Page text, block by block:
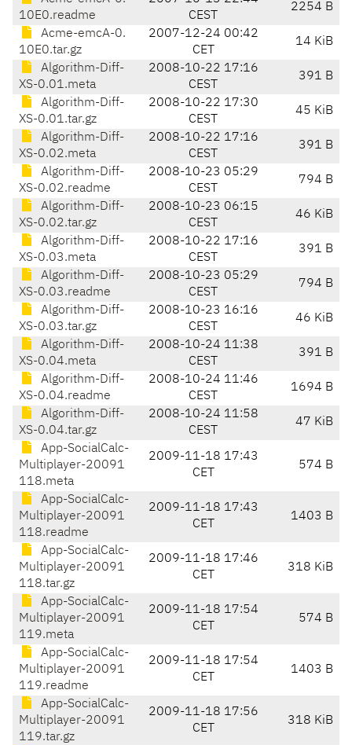
10E0.readme
CEST
2254 B
Acme-emcA-0.
10E0.tar.gz
2007-12-24 00:42
CET
14 KiB
Algorithm-Diff-
XS-0.01.meta
2008-10-22 17:16
CEST
391 B
Algorithm-Diff-
XS-0.01.tar.gz
2008-10-22 17:30
CEST
45 KiB
Algorithm-Diff-
XS-0.02.meta
2008-10-22 17:16
CEST
391 B
Algorithm-Diff-
XS-0.02.readme
2008-10-23 05:29
CEST
794 B
Algorithm-Diff-
XS-0.02.tar.gz
2008-10-23 06:15
CEST
46 KiB
Algorithm-Diff-
XS-0.03.meta
2008-10-22 17:16
CEST
391 B
Algorithm-Diff-
XS-0.03.readme
2008-10-23 05:29
CEST
794 B
Algorithm-Diff-
XS-0.03.tar.gz
2008-10-23 16:16
CEST
46 KiB
Algorithm-Diff-
XS-0.04.meta
2008-10-24 11:38
CEST
391 B
Algorithm-Diff-
XS-0.04.readme
2008-10-24 11:46
CEST
1694 B
Algorithm-Diff-
XS-0.04.tar.gz
2008-10-24 11:58
CEST
47 KiB
App-SocialCalc-
Multiplayer-20091
118.meta
2009-11-18 17:43
CET
574 B
App-SocialCalc-
Multiplayer-20091
118.readme
2009-11-18 17:43
CET
1403 B
App-SocialCalc-
Multiplayer-20091
118.tar.gz
2009-11-18 17:46
CET
318 KiB
App-SocialCalc-
Multiplayer-20091
119.meta
2009-11-18 17:54
CET
574 B
App-SocialCalc-
Multiplayer-20091
119.readme
2009-11-18 17:54
CET
1403 B
App-SocialCalc-
Multiplayer-20091
119.tar.gz
2009-11-18 17:56
CET
318 KiB